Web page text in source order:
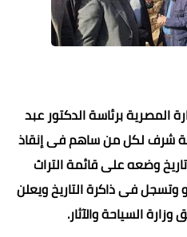
المصرية برئاسة الدكتور عبد
شرف لكل من ساهم فى إنقاذ
دير مار مينا منذ عام 2001 تاريخ وضعه على قائمة التراث
فى ذاكرة التاريخ ويعلن
السياحة والآثار.